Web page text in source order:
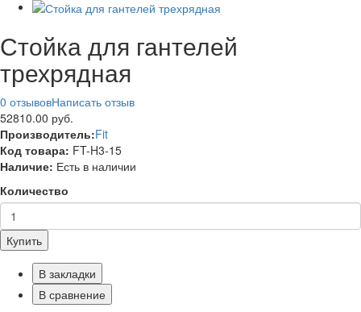
Стойка для гантелей
трехрядная
0 отзывовНаписать отзыв
52810.00 руб.
Производитель:Fit
Код товара: FT-H3-15
Наличие: Есть в наличии
Количество
Купить
В закладки
В сравнение